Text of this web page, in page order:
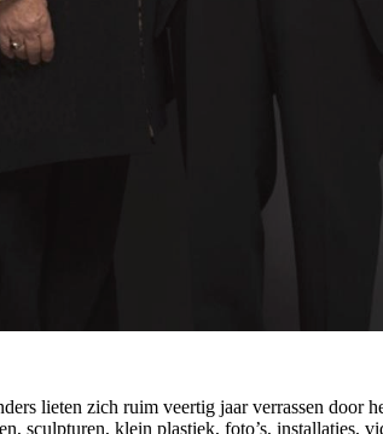
lieten zich ruim veertig jaar verrassen
sculpturen, klein plastiek, foto’s, installaties,